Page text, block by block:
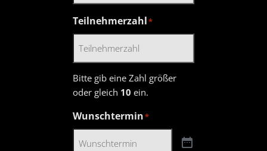
Teilnehmerzahl*
Bitte gib eine Zahl größer
oder gleich 10 ein.
Wunschtermin*